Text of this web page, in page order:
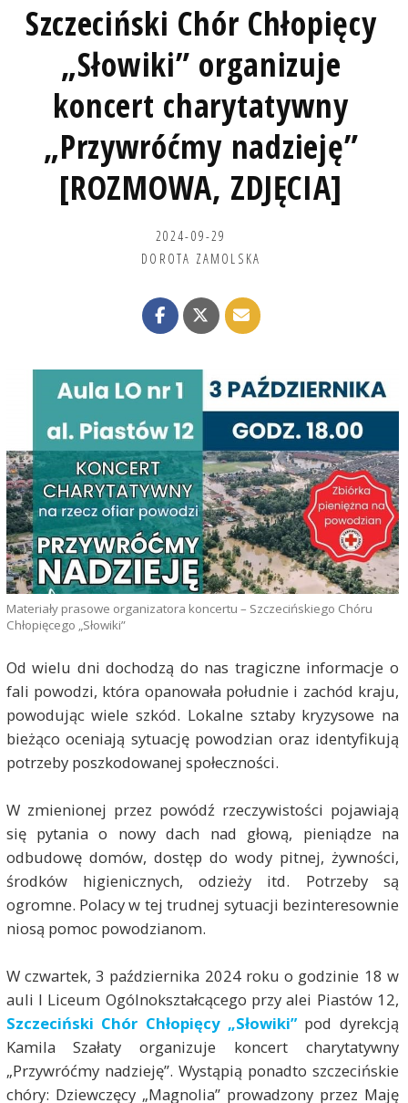
Szczeciński Chór Chłopięcy
„Słowiki” organizuje
koncert charytatywny
„Przywróćmy nadzieję”
[ROZMOWA, ZDJĘCIA]
2024-09-29
DOROTA ZAMOLSKA
Materiały prasowe organizatora koncertu – Szczecińskiego Chóru
Chłopięcego „Słowiki”
Od wielu dni dochodzą do nas tragiczne informacje o
fali powodzi, która opanowała południe i zachód kraju,
powodując wiele szkód. Lokalne sztaby kryzysowe na
bieżąco oceniają sytuację powodzian oraz identyfikują
potrzeby poszkodowanej społeczności.
W zmienionej przez powódź rzeczywistości pojawiają
się pytania o nowy dach nad głową, pieniądze na
odbudowę domów, dostęp do wody pitnej, żywności,
środków higienicznych, odzieży itd. Potrzeby są
ogromne. Polacy w tej trudnej sytuacji bezinteresownie
niosą pomoc powodzianom.
W czwartek, 3 października 2024 roku o godzinie 18 w
auli I Liceum Ogólnokształcącego przy alei Piastów 12,
Szczeciński Chór Chłopięcy „Słowiki”pod dyrekcją
Kamila Szałaty organizuje koncert charytatywny
„Przywróćmy nadzieję”. Wystąpią ponadto szczecińskie
chóry: Dziewczęcy „Magnolia” prowadzony przez Maję